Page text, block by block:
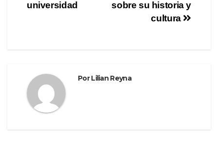
o
entradas
sobre su historia y
cultura
universidad
PorLilian Reyna